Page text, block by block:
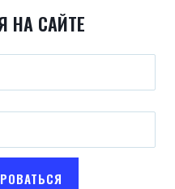
НА САЙТЕ